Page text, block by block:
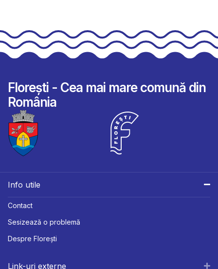
Florești - Cea mai mare comună din
România
Info utile
Contact
Sesizează o problemă
Despre Florești
Link-uri externe